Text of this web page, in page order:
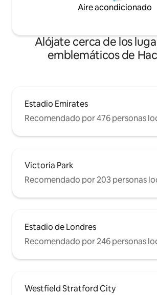
Aire acondicionado
Alójate cerca de los
emblemáticos de
Estadio Emirates
Recomendado por 476 personas
Victoria Park
Recomendado por 203 personas
Estadio de Londres
Recomendado por 246 personas
Westfield Stratford City